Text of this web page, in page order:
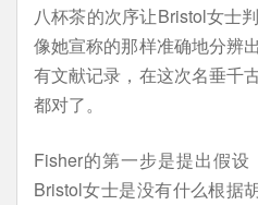
八杯茶的次序让Bristol女士
像她宣称的那样准确地分辨
有文献记录，在这次名垂千
都对了。
Fisher的第一步是提出假设
Bristol女士是没有什么根据